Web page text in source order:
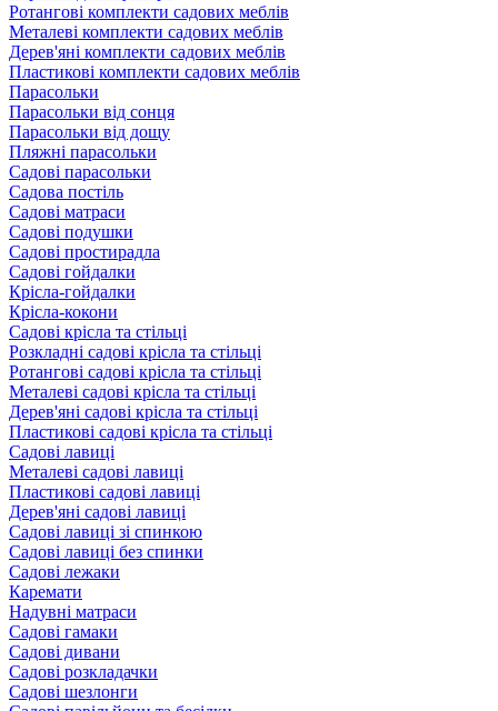
Ротангові комплекти садових меблів
Металеві комплекти садових меблів
Дерев'яні комплекти садових меблів
Пластикові комплекти садових меблів
Парасольки
Парасольки від сонця
Парасольки від дощу
Пляжні парасольки
Садові парасольки
Садова постіль
Садові матраси
Садові подушки
Садові простирадла
Садові гойдалки
Крісла-гойдалки
Крісла-кокони
Садові крісла та стільці
Розкладні садові крісла та стільці
Ротангові садові крісла та стільці
Металеві садові крісла та стільці
Дерев'яні садові крісла та стільці
Пластикові садові крісла та стільці
Садові лавиці
Металеві садові лавиці
Пластикові садові лавиці
Дерев'яні садові лавиці
Садові лавиці зі спинкою
Садові лавиці без спинки
Садові лежаки
Каремати
Надувні матраси
Садові гамаки
Садові дивани
Садові розкладачки
Садові шезлонги